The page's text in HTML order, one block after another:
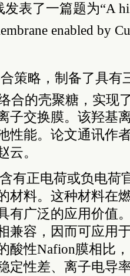
发表了一篇题为“A
enabled by Cu
策略，制备了具有
合的壳聚糖，实现
子交换膜。该羟基
性能。 论文通讯作
云。
有正电荷或负电荷
材料。这种材料在
有广泛的应用价值
兼容，因而可应用
酸性Nafion膜相比
定性差、离子电导